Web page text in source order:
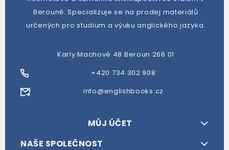
Berouně. Specializuje se na prodej materiálů
určených pro studium a výuku anglického jazyka.
Karly Machové 48 Beroun 266 01
+420 734 302 908
info@englishbooks.cz
MŮJ ÚČET
NAŠE SPOLEČNOST